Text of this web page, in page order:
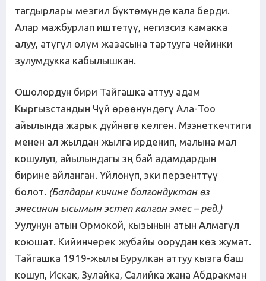
тагдырлары мезгил бүктөмүндө кала берди.
Алар мажбурлап иштетүү, негизсиз камакка
алуу, атүгүл өлүм жазасына тартууга чейинки
зулумдукка кабылышкан.
Ошолордун бири Тайгашка аттуу адам
Кыргызстандын Чүй өрөөнүндөгү Ала-Тоо
айылында жарык дүйнөгө келген. Мээнеткечтиги
менен ал жылдан жылга ирденип, малына мал
кошулуп, айылындагы эң бай адамдардын
бирине айланган. Үйлөнүп, эки перзенттүү
болот. (Балдары кичине болгондуктан өз
энесинин ысымын эстеп калган эмес–ред.)
Уулунун атын Ормокой, кызынын атын Алмагүл
коюшат. Кийинчерек жубайы оорудан көз жумат.
Тайгашка 1919-жылы Бурулкан аттуу кызга баш
кошуп, Искак, Зулайка, Салийка жана Абдракман